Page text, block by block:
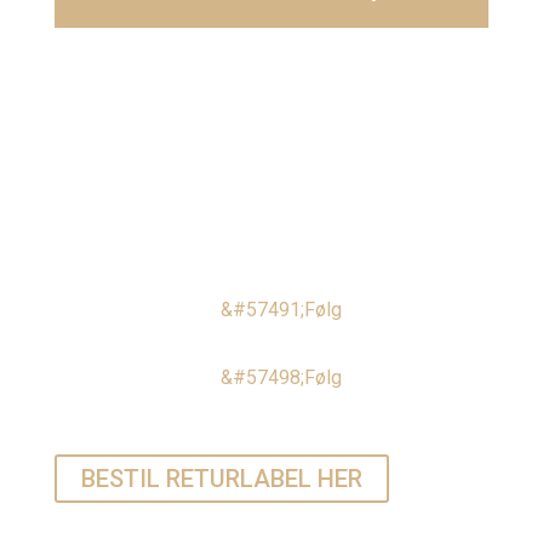
Følg
Følg
BESTIL RETURLABEL HER